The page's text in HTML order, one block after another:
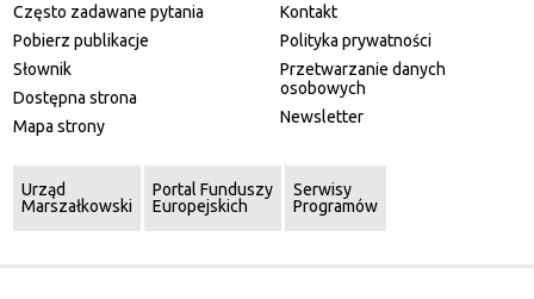
Często zadawane pytania
Pobierz publikacje
Słownik
Dostępna strona
Mapa strony
Kontakt
Polityka prywatności
Przetwarzanie danych
osobowych
Newsletter
Urząd
Marszałkowski
Portal Funduszy
Europejskich
Serwisy
Programów